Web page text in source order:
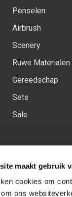
maakt gebruik
cookies om
om ons
Penselen
Airbrush
Scenery
Ruwe Materialen
Gereedschap
Sets
Sale